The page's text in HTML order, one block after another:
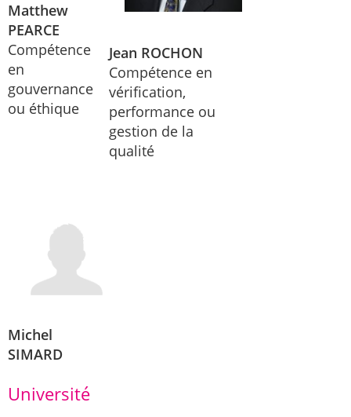
Matthew
PEARCE
Compétence
en
gouvernance
ou éthique
Jean ROCHON
Compétence en
vérification,
performance ou
gestion de la
qualité
Michel
SIMARD
Université